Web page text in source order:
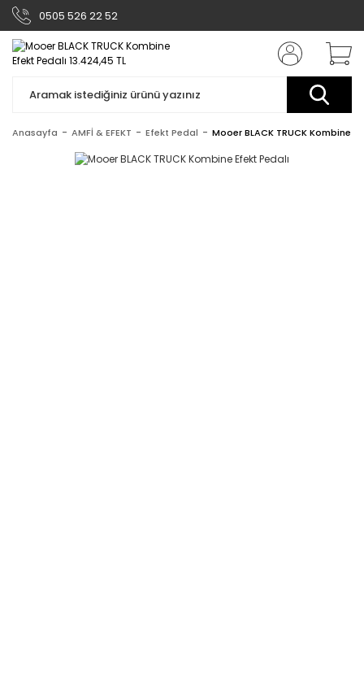
0505 526 22 52
Anasayfa AMFİ & EFEKT Efekt Pedal Mooer BLACK TRUCK Kombine